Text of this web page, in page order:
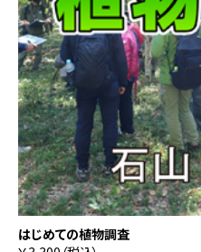
はじめての植物調査